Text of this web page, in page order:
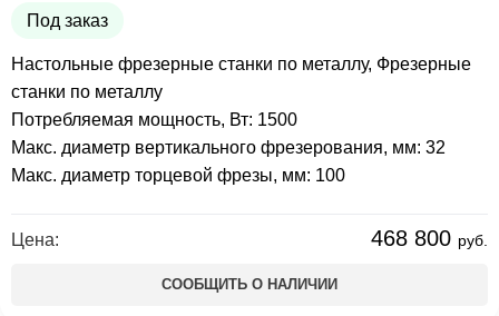
Под заказ
Настольные фрезерные станки по металлу, Фрезерные
станки по металлу
Цена: 468 800 руб.
Потребляемая мощность, Вт: 1500
Макс. диаметр вертикального фрезерования, мм: 32
Макс. диаметр торцевой фрезы, мм: 100
СООБЩИТЬ О НАЛИЧИИ